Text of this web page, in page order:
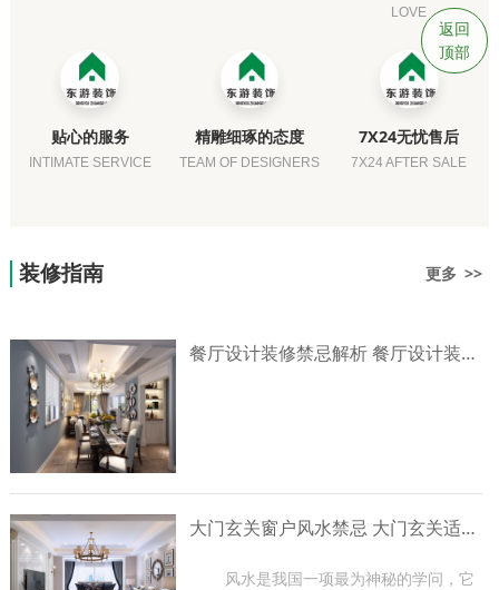
LOVE
贴心的服务
INTIMATE SERVICE
精雕细琢的态度
TEAM OF DESIGNERS
7X24无忧售后
7X24 AFTER SALE
装修指南 更多 >>
餐厅设计装修禁忌解析 餐厅设计装修技巧介绍
大门玄关窗户风水禁忌 大门玄关适合摆放什么
	风水是我国一项最为神秘的学问，它
返回
顶部